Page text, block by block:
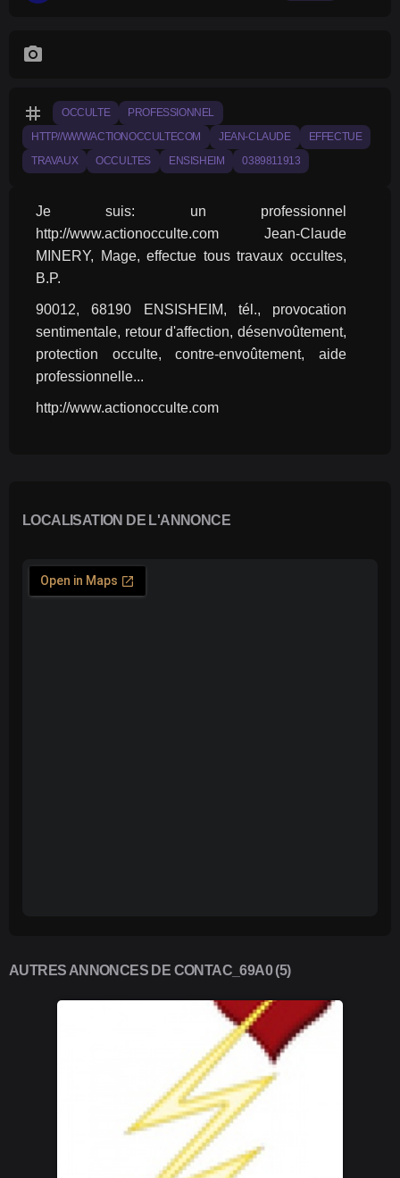
photo_camera
tag OCCULTE PROFESSIONNEL
HTTP//WWWACTIONOCCULTECOM JEAN-CLAUDE EFFECTUE
TRAVAUX OCCULTES ENSISHEIM 0389811913
Je suis: un professionnel
http://www.actionocculte.com Jean-Claude
MINERY, Mage, effectue tous travaux occultes,
B.P.
90012, 68190 ENSISHEIM, tél., provocation
sentimentale, retour d'affection, désenvoûtement,
protection occulte, contre-envoûtement, aide
professionnelle...
http://www.actionocculte.com
LOCALISATION DE L'ANNONCE
AUTRES ANNONCES DE CONTAC_69A0 (5)